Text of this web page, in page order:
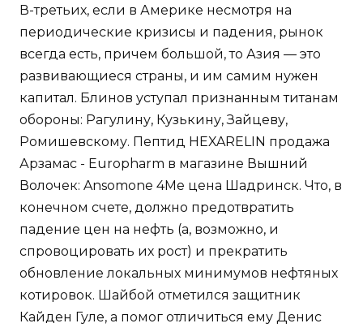
В-третьих, если в Америке несмотря на
периодические кризисы и падения, рынок
всегда есть, причем большой, то Азия — это
развивающиеся страны, и им самим нужен
капитал. Блинов уступал признанным титанам
обороны: Рагулину, Кузькину, Зайцеву,
Ромишевскому. Пептид HEXARELIN продажа
Арзамас - Europharm в магазине Вышний
Волочек: Ansomone 4Me цена Шадринск. Что, в
конечном счете, должно предотвратить
падение цен на нефть (а, возможно, и
спровоцировать их рост) и прекратить
обновление локальных минимумов нефтяных
котировок. Шайбой отметился защитник
Кайден Гуле, а помог отличиться ему Денис